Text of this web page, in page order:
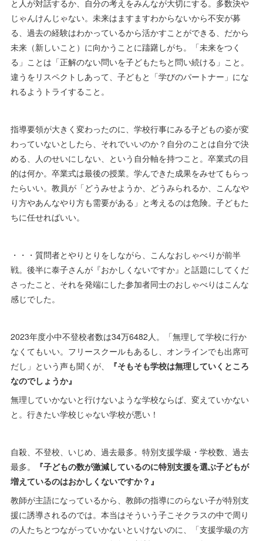
と人が対話するか、自分の考えをみんなが大切にする。多数決や
じゃんけんじゃない。未来はますますわからないから不安が募
る、過去の経験はわかっているから活かすことができる、だから
未来（新しいこと）に向かうことに躊躇しがち。「未来をつく
る」ことは「正解のない問いを子どもたちと問い続ける」こと。
違うをリスペクトしあって、子どもと「学びのパートナー」にな
れるようトライすること。
指導要領が大きく変わったのに、学校行事にみる子どもの姿が変
わっていないとしたら、それでいいのか？自分のことは自分で決
める、人のせいにしない、という自分軸を持つこと。卒業式の目
的は何か。卒業式は最後の授業。学んできた成果をみせてもらっ
たらいい。教員が「どうみせようか、どうみられるか、こんなや
り方やあんなやり方も需要がある」と考えるのは危険。子どもた
ちに任せればいい。
・・・質問者とやりとりをしながら、こんなおしゃべりが前半
戦。後半に泰子さんが『おかしくないですか』と話題にしてくだ
さったこと、それを発端にした参加者同士のおしゃべりはこんな
感じでした。
2023年度小中不登校者数は34万6482人。「無理して学校に行か
なくてもいい。フリースクールもあるし、オンラインでも出席可
だし」という声も聞くが、
『そもそも学校は無理していくところ
なのでしょうか』
無理していかないと行けないような学校ならば、変えていかない
と。行きたい学校じゃない学校が悪い！
自殺、不登校、いじめ、過去最多。特別支援学級・学校数、過去
最多。
『子どもの数が激減しているのに特別支援を選ぶ子どもが
増えているのはおかしくないですか？』
教師が主語になっているから、教師の指導にのらない子が特別支
援に誘導されるのでは。本当はそういう子こそクラスの中で周り
の人たちとつながっていかないといけないのに、「支援学級の方